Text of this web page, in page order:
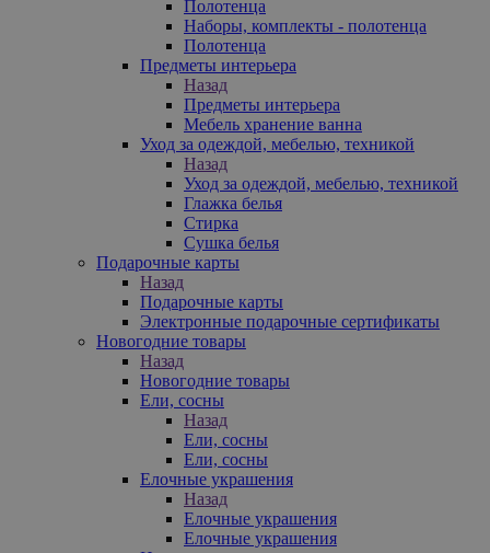
Полотенца
Наборы, комплекты - полотенца
Полотенца
Предметы интерьера
Назад
Предметы интерьера
Мебель хранение ванна
Уход за одеждой, мебелью, техникой
Назад
Уход за одеждой, мебелью, техникой
Глажка белья
Стирка
Сушка белья
Подарочные карты
Назад
Подарочные карты
Электронные подарочные сертификаты
Новогодние товары
Назад
Новогодние товары
Ели, сосны
Назад
Ели, сосны
Ели, сосны
Елочные украшения
Назад
Елочные украшения
Елочные украшения